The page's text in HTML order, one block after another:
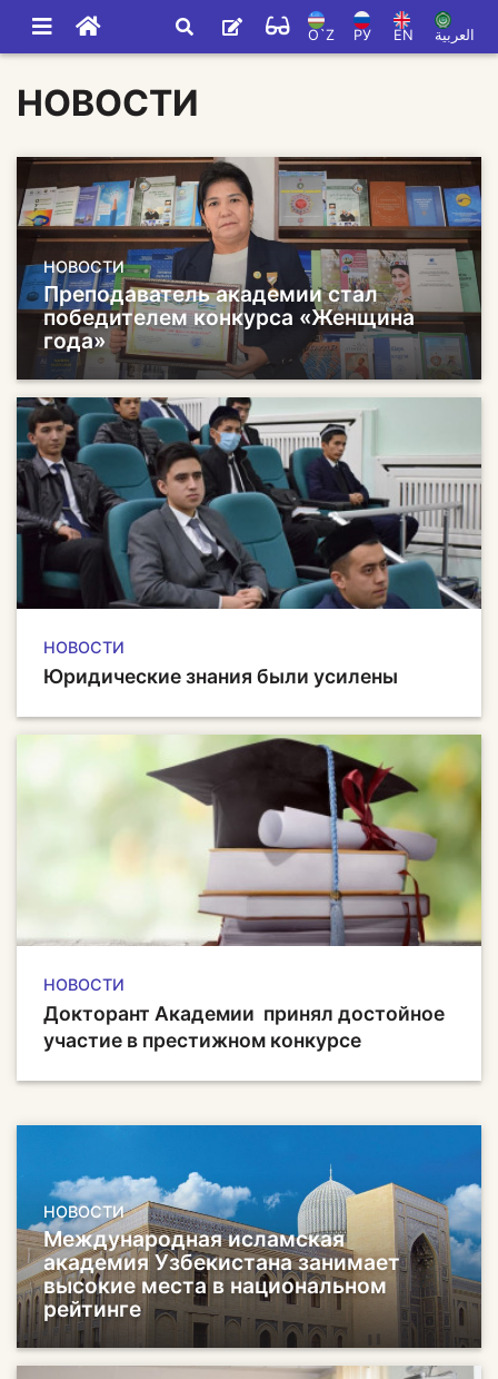
O`Z РУ EN العربية
НОВОСТИ
НОВОСТИ
Преподаватель академии стал
победителем конкурса «Женщина
года»
НОВОСТИ
Юридические знания были усилены
НОВОСТИ
Докторант Академии принял достойное
участие в престижном конкурсе
НОВОСТИ
Международная исламская
академия Узбекистана занимает
высокие места в национальном
рейтинге